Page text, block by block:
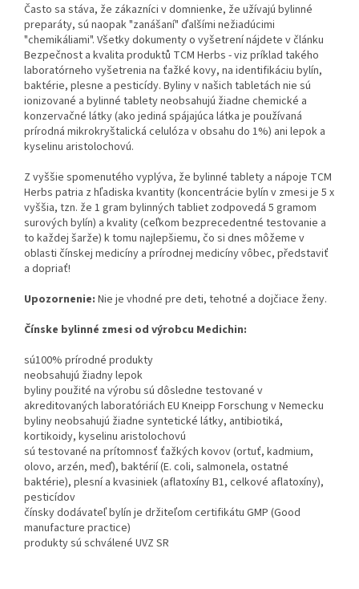
Často sa stáva, že zákazníci v domnienke, že užívajú bylinné
preparáty, sú naopak "zanášaní" ďalšími nežiadúcimi
"chemikáliami". Všetky dokumenty o vyšetrení nájdete v článku
Bezpečnost a kvalita produktů TCM Herbs - viz príklad takého
laboratórneho vyšetrenia na ťažké kovy, na identifikáciu bylín,
baktérie, plesne a pesticídy. Byliny v našich tabletách nie sú
ionizované a bylinné tablety neobsahujú žiadne chemické a
konzervačné látky (ako jediná spájajúca látka je používaná
prírodná mikrokryštalická celulóza v obsahu do 1%) ani lepok a
kyselinu aristolochovú.
Z vyššie spomenutého vyplýva, že bylinné tablety a nápoje TCM
Herbs patria z hľadiska kvantity (koncentrácie bylín v zmesi je 5 x
vyššia, tzn. že 1 gram bylinných tabliet zodpovedá 5 gramom
surových bylín) a kvality (ceľkom bezprecedentné testovanie a
to každej šarže) k tomu najlepšiemu, čo si dnes môžeme v
oblasti čínskej medicíny a prírodnej medicíny vôbec, představiť
a dopriať!
Upozornenie: Nie je vhodné pre deti, tehotné a dojčiace ženy.
Čínske bylinné zmesi od výrobcu Medichin:
sú100% prírodné produkty
neobsahujú žiadny lepok
byliny použité na výrobu sú dôsledne testované v
akreditovaných laboratóriách EU Kneipp Forschung v Nemecku
byliny neobsahujú žiadne syntetické látky, antibiotiká,
kortikoidy, kyselinu aristolochovú
sú testované na prítomnosť ťažkých kovov (ortuť, kadmium,
olovo, arzén, meď), baktérií (E. coli, salmonela, ostatné
baktérie), plesní a kvasiniek (aflatoxíny B1, celkové aflatoxíny),
pesticídov
čínsky dodávateľ bylín je držiteľom certifikátu GMP (Good
manufacture practice)
produkty sú schválené UVZ SR